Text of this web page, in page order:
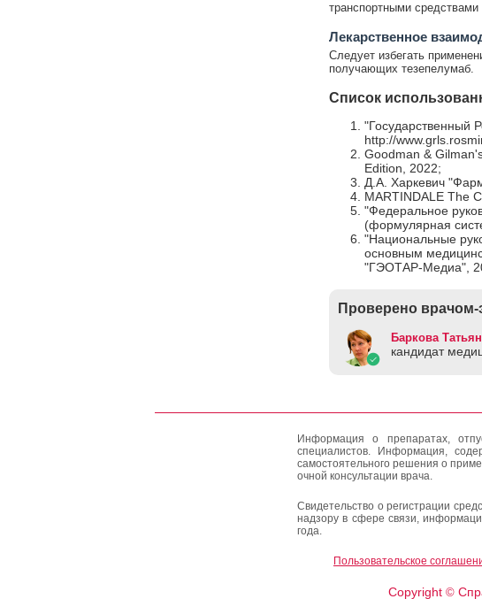
транспортными
Лекарственное
Следует избегать
получающих тезепелумаб.
Список
"Государственный
http://
Goodman &
Edition, 2022;
Д.А. Харкевич
MARTINDALE The
"Федеральное
(формулярная
"Национальные
основным
"ГЭОТАР-Медиа",
Проверено врачом-
Баркова
кандидат
Информация о препаратах,
специалистов. Информация,
самостоятельного решения о
очной консультации врача.
Свидетельство о регистрации
надзору в сфере связи,
года.
Пользовательское
Copyright ©